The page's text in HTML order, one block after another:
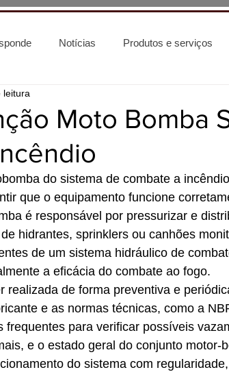
Notícias Produtos e serviços
Moto Bomba
leitura
do sistema de combate a
que o equipamento funcione
é responsável por pressurizar e
hidrantes, sprinklers ou canhões
de um sistema hidráulico de
a eficácia do combate ao fogo.
realizada de forma preventiva e
e as normas técnicas, como a
frequentes para verificar possíveis
e o estado geral do conjunto motor-
do sistema com